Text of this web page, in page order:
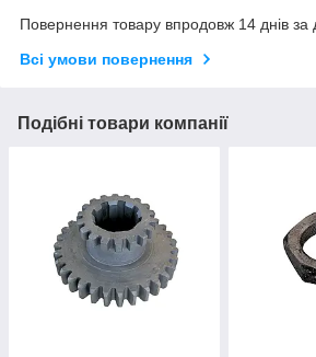
Повернення товару впродовж 14 днів за
Всі умови повернення
Подібні товари компанії